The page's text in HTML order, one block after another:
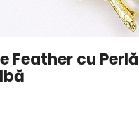
Feather cu Perlă